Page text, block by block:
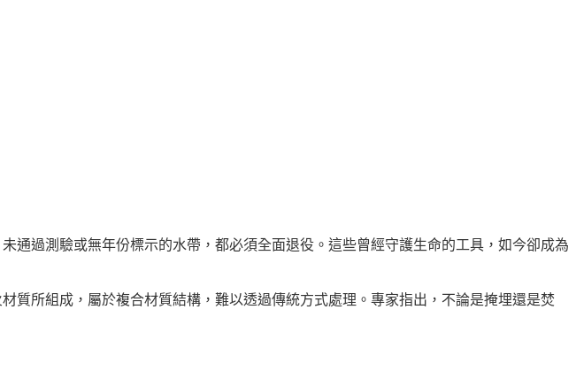
通過測驗或無年份標示的水帶，都必須全面退役。這些曾經守護生命的工具，如今卻成為
質所組成，屬於複合材質結構，難以透過傳統方式處理。專家指出，不論是掩埋還是焚